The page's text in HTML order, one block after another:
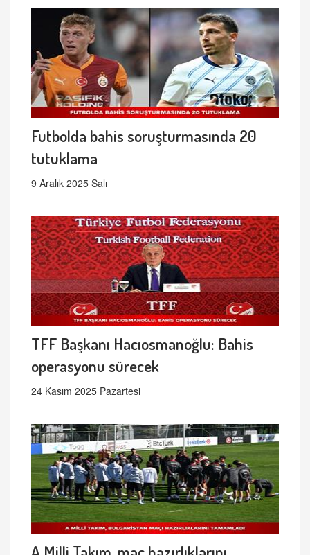
Futbolda bahis soruşturmasında 20
tutuklama
9 Aralık 2025 Salı
TFF Başkanı Hacıosmanoğlu: Bahis
operasyonu sürecek
24 Kasım 2025 Pazartesi
A Milli Takım, maç hazırlıklarını